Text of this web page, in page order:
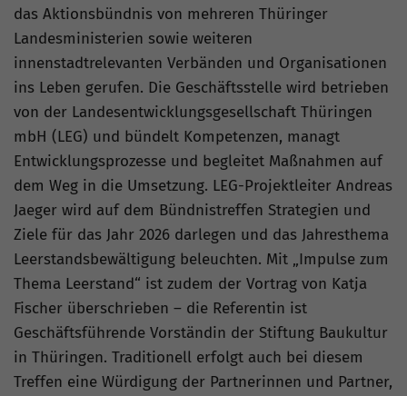
das Aktionsbündnis von mehreren Thüringer
Landesministerien sowie weiteren
innenstadtrelevanten Verbänden und Organisationen
ins Leben gerufen. Die Geschäftsstelle wird betrieben
von der Landesentwicklungsgesellschaft Thüringen
mbH (LEG) und bündelt Kompetenzen, managt
Entwicklungsprozesse und begleitet Maßnahmen auf
dem Weg in die Umsetzung. LEG-Projektleiter Andreas
Jaeger wird auf dem Bündnistreffen Strategien und
Ziele für das Jahr 2026 darlegen und das Jahresthema
Leerstandsbewältigung beleuchten. Mit „Impulse zum
Thema Leerstand“ ist zudem der Vortrag von Katja
Fischer überschrieben – die Referentin ist
Geschäftsführende Vorständin der Stiftung Baukultur
in Thüringen. Traditionell erfolgt auch bei diesem
Treffen eine Würdigung der Partnerinnen und Partner,